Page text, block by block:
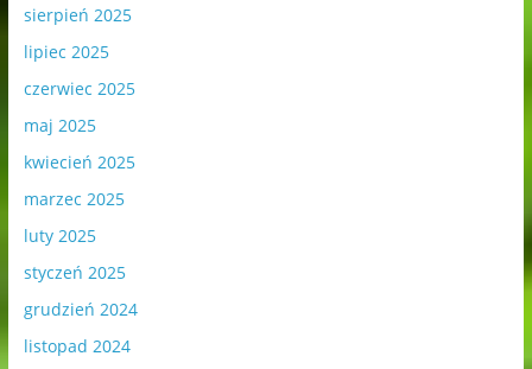
sierpień 2025
lipiec 2025
czerwiec 2025
maj 2025
kwiecień 2025
marzec 2025
luty 2025
styczeń 2025
grudzień 2024
listopad 2024